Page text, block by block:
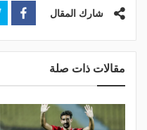
شارك المقال
مقالات ذات صلة